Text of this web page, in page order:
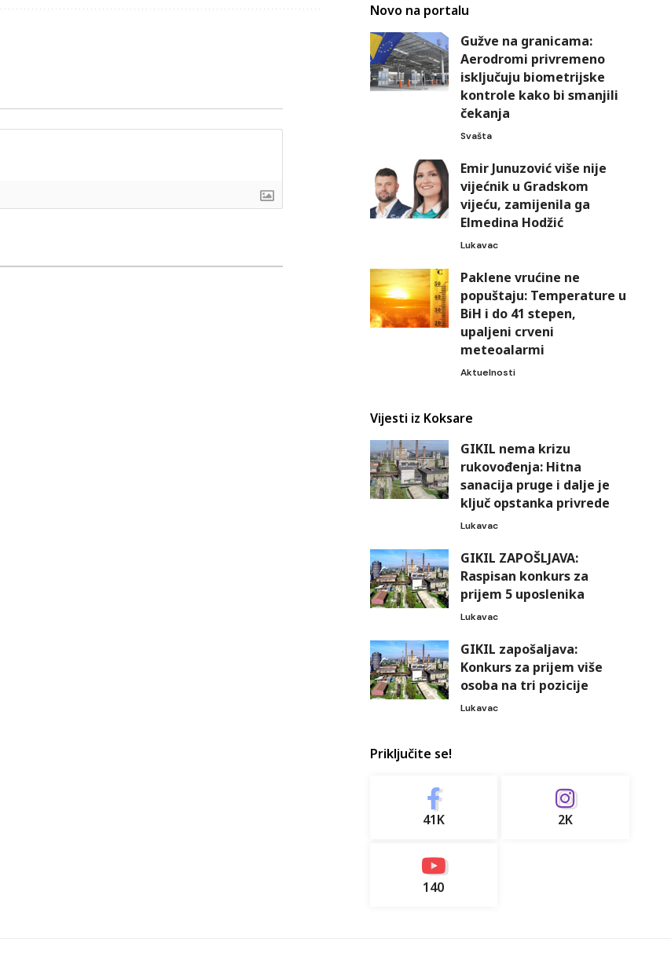
Novo na portalu
Gužve na granicama:
Aerodromi privremeno
isključuju biometrijske
kontrole kako bi smanjili
čekanja
Svašta
Emir Junuzović više nije
vijećnik u Gradskom
vijeću, zamijenila ga
Elmedina Hodžić
Lukavac
Paklene vrućine ne
popuštaju: Temperature u
BiH i do 41 stepen,
upaljeni crveni
meteoalarmi
Aktuelnosti
Vijesti iz Koksare
GIKIL nema krizu
rukovođenja: Hitna
sanacija pruge i dalje je
ključ opstanka privrede
Lukavac
GIKIL ZAPOŠLJAVA:
Raspisan konkurs za
prijem 5 uposlenika
Lukavac
GIKIL zapošaljava:
Konkurs za prijem više
osoba na tri pozicije
Lukavac
Priključite se!
41K 2K
140